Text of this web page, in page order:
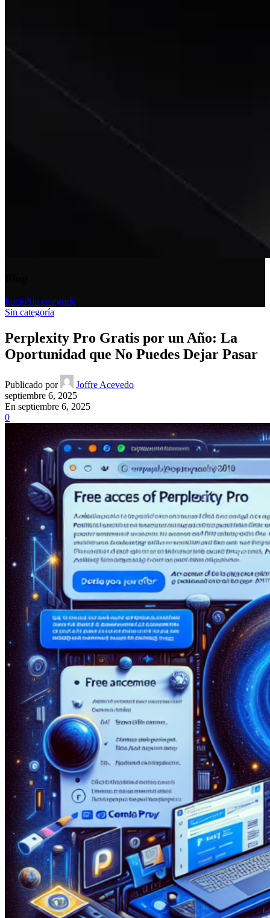
InicioSin categoría
Sin categoría
Perplexity Pro Gratis por un Año: La
Oportunidad que No Puedes Dejar Pasar
Publicado por
Joffre Acevedo
septiembre 6, 2025
En septiembre 6, 2025
0